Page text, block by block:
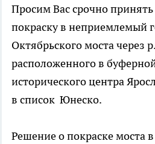
Просим Вас срочно
покраску в неприемлемый
Октябрьского моста через
расположенного в
исторического центра
в список Юнеско.
Решение о покраске моста